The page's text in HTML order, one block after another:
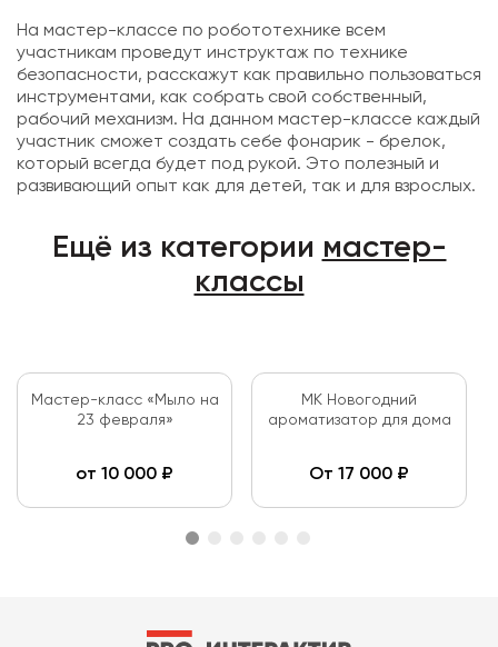
На мастер-классе по робототехнике всем
участникам проведут инструктаж по технике
безопасности, расскажут как правильно пользоваться
инструментами, как собрать свой собственный,
рабочий механизм. На данном мастер-классе каждый
участник сможет создать себе фонарик - брелок,
который всегда будет под рукой. Это полезный и
развивающий опыт как для детей, так и для взрослых.
Ещё из категории мастер-
классы
Мастер-класс «Мыло на
23 февраля»
от 10 000 ₽
МК Новогодний
ароматизатор для дома
От 17 000 ₽